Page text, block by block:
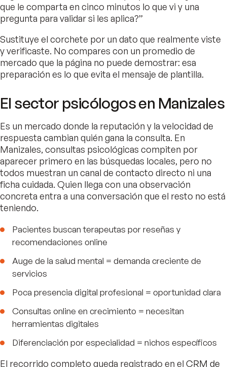
que le comparta en cinco minutos lo que vi y una
pregunta para validar si les aplica?”
Sustituye el corchete por un dato que realmente viste
y verificaste. No compares con un promedio de
mercado que la página no puede demostrar: esa
preparación es lo que evita el mensaje de plantilla.
El sector psicólogos en Manizales
Es un mercado donde la reputación y la velocidad de
respuesta cambian quién gana la consulta. En
Manizales, consultas psicológicas compiten por
aparecer primero en las búsquedas locales, pero no
todos muestran un canal de contacto directo ni una
ficha cuidada. Quien llega con una observación
concreta entra a una conversación que el resto no está
teniendo.
Pacientes buscan terapeutas por reseñas y
recomendaciones online
Auge de la salud mental = demanda creciente de
servicios
Poca presencia digital profesional = oportunidad clara
Consultas online en crecimiento = necesitan
herramientas digitales
Diferenciación por especialidad = nichos específicos
El recorrido completo queda registrado en el CRM de